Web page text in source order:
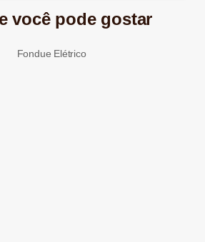
você pode gostar
Fondue Elétrico